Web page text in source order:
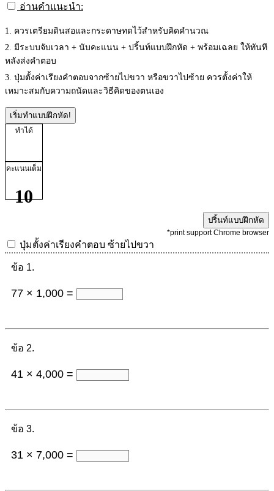
อ่านคำแนะนำ:
1. ควรเตรียมดินสอและกระดาษทดไว้สำหรับคิดคำนวณ
2. มีระบบจับเวลา + นับคะแนน + ปริ้นท์แบบฝึกหัด + พร้อมเฉลย ให้ทันที
หลังส่งคำตอบ
3. ปุ่มตั้งค่าเรียงคำตอบจากซ้ายไปขวา หรือขวาไปซ้าย ควรตั้งค่าให้
เหมาะสมกับความถนัดและวิธีคิดของตนเอง
เริ่มทำแบบฝึกหัด!
ทำได้
คะแนนเต็ม
10
ปริ้นท์แบบฝึกหัด
*print support Chrome browser
ปุ่มตั้งค่าเรียงคำตอบ ซ้ายไปขวา
ข้อ 1.
77 × 1,000 =
ข้อ 2.
41 × 4,000 =
ข้อ 3.
31 × 7,000 =